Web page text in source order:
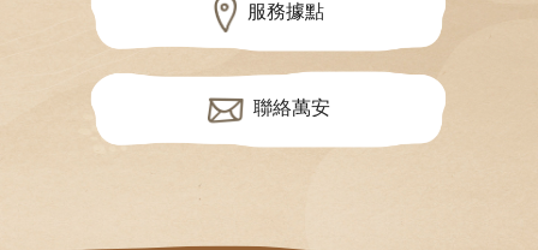
服務據點
聯絡萬安